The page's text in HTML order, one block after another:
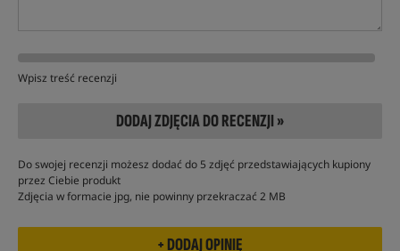
Wpisz treść recenzji
DODAJ ZDJĘCIA DO RECENZJI »
Do swojej recenzji możesz dodać do 5 zdjęć przedstawiających kupiony
przez Ciebie produkt
Zdjęcia w formacie jpg, nie powinny przekraczać 2 MB